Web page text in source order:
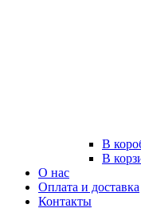
В
В
О нас
Оплата и доставка
Контакты